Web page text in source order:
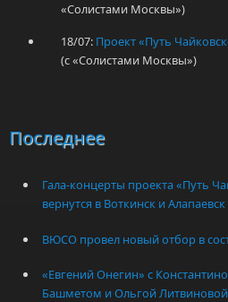
«Солистами Москвы»)
18/07: Проект «Путь
(с «Солистами Москвы»)
Последнее
Гала-концерты проекта «Путь
вернутся в Воткинск и Алапаевск
ВЮСО провел новый отбор в
«Евгений Онегин» с
Башметом и Ольгой